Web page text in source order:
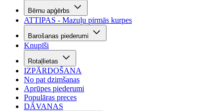
Bērnu apģērbs
ATTIPAS - Mazuļu pirmās kurpes
Barošanas piederumi
Knupīši
Rotaļlietas
IZPĀRDOŠANA
No pat dzimšanas
Aprūpes piederumi
Populāras preces
DĀVANAS